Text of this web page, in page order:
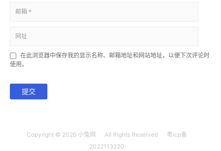
在此浏览器中保存我的显示名称、邮箱地址和网站地址，以便下次评论时
使用。
提交
Copyright © 2026 小兔网 All Rights Reserved
粤icp备
2022113220